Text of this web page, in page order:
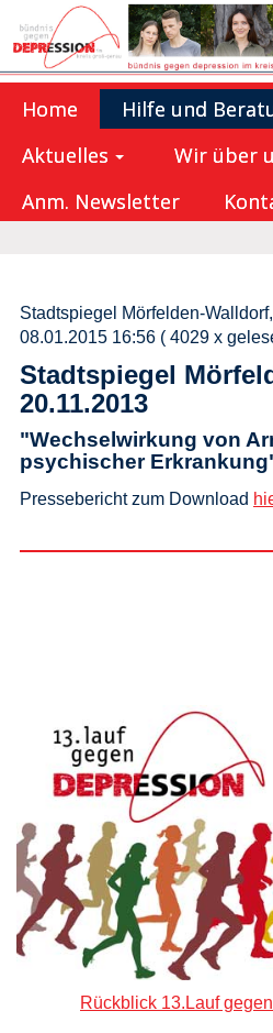
Home
Hilfe und
Aktuelles
Wir über
Anm. Newsletter
Stadtspiegel Mörfelden-
08.01.2015 16:56 ( 4029 x
Stadtspiegel
20.11.2013
"Wechselwirkung von
psychischer
Pressebericht zum Download
Rückblick 13.Lauf